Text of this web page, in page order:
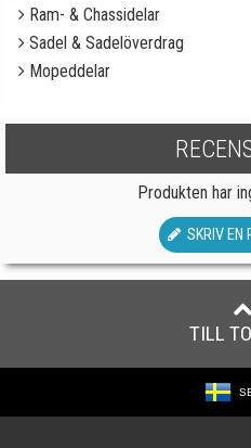
Ram- & Chassidelar
Sadel & Sadelöverdrag
Mopeddelar
Produkten har
SKRIV EN
TILL